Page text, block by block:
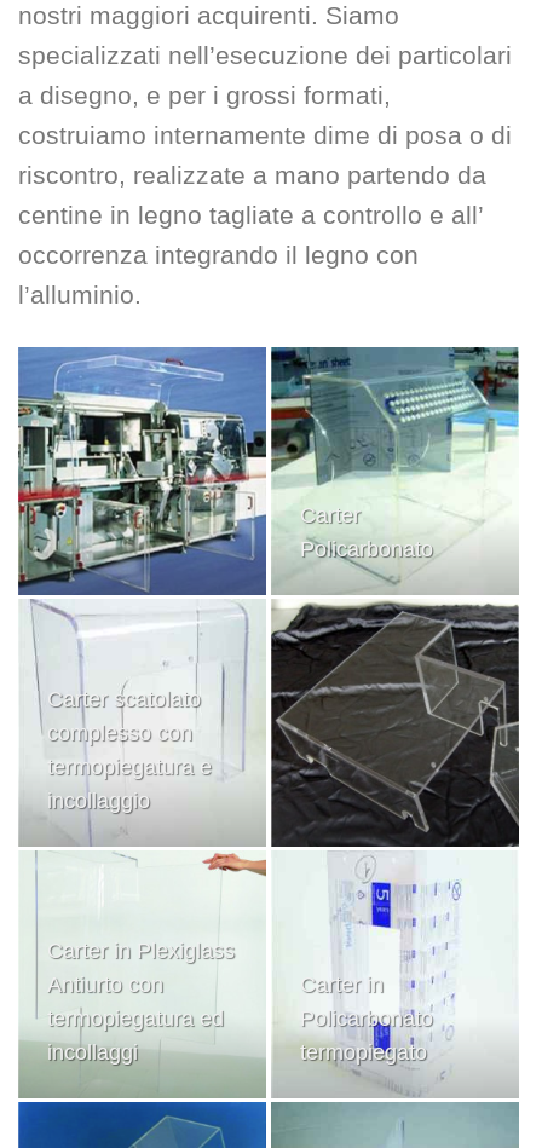
nostri maggiori acquirenti. Siamo
specializzati nell’esecuzione dei particolari
a disegno, e per i grossi formati,
costruiamo internamente dime di posa o di
riscontro, realizzate a mano partendo da
centine in legno tagliate a controllo e all’
occorrenza integrando il legno con
l’alluminio.
Carter
Policarbonato
Carter scatolato
complesso con
termopiegatura e
incollaggio
Carter in Plexiglass
Antiurto con
termopiegatura ed
incollaggi
Carter in
Policarbonato
termopiegato